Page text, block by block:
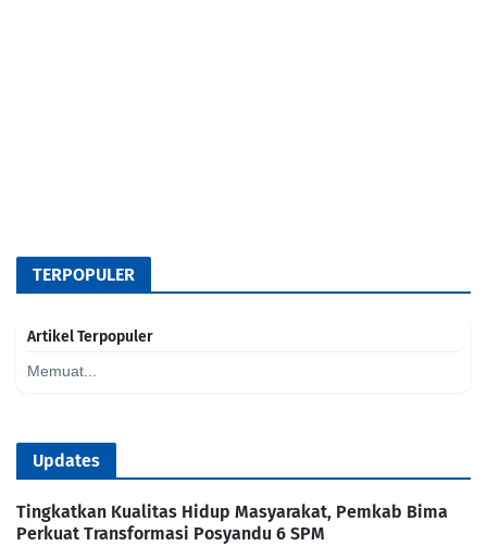
TERPOPULER
Artikel Terpopuler
Memuat...
Updates
Tingkatkan Kualitas Hidup Masyarakat, Pemkab Bima
Perkuat Transformasi Posyandu 6 SPM